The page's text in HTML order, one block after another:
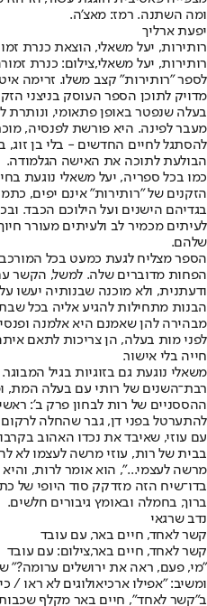
ומה השתנה. רמז: מאצ'ה.
יפעת ארליך
רותירות, יעל משאלי, הוצאת כנרת
רותירות, יעל משאלי,צילום: כנרת
לספר "רותירות" קצב משלו. זרימה
מדויק לתוכן הספר העוסק בניצני
בעלה שנפטר באופן פתאומי,
מעבר לפינה. היא פורשת לפנסיה,
להסתגל לחיים החדשים - בלי בן זוג,
הבולעת לתוכה את האישה הגלמודה.
כמו בכל ספריה, יעל משאלי נוגעת
הזקנים של "רותירות" אינם יפים,
בגדיהם הישנים ועל הילוכם הכבד.
לעיתים מכמיר לב ולעיתים מעורר
שלהם.
הספר מצליח לגעת כמעט בכל
הפחות מדוברים שלה. למשל, הקשר
ודעתנית, ולא מוכנה שבנותיה יעשו
הבנות מתחילות להגיע אליה בכל
מבהירה להן שאמנם היא אלמנה
לפני מות בעלה, הן צריכות לתאם
חייה בלי אישור.
משאלי נוגעת גם בזוגיות בגיל
רבת־השנים של רותי עם בעלה המת,
ההססניים של רות לבחון פרק ב':
להתערטל בפני דן, גבר שהחלה
עם עוזי, שאיבד את נכדו האהוב
בבית של רות, עוזי מרשה לעצמו לא
מרשה לעצמי...", הוא אומר לרות,
בדו־שיח הזה מזדקק סוד היופי של
ברוך, בחמלה ובאומץ גיבורים חלשים.
נדב שרגאי
קשר לאחד, חיים באר, עם עובד
קשר לאחד, חיים באר,צילום: עם עובד
"מי, פעם, ראה את ירושלים ערומה?"
ומשיב: "אפילו ארכיאולוגים לא ראו
ב"קשר לאחד", חיים באר מקלף